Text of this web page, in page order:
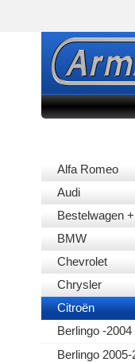
Alfa Romeo
Audi
Bestelwagen
BMW
Chevrolet
Chrysler
Citroën
Berlingo -2004
Berlingo 2005-